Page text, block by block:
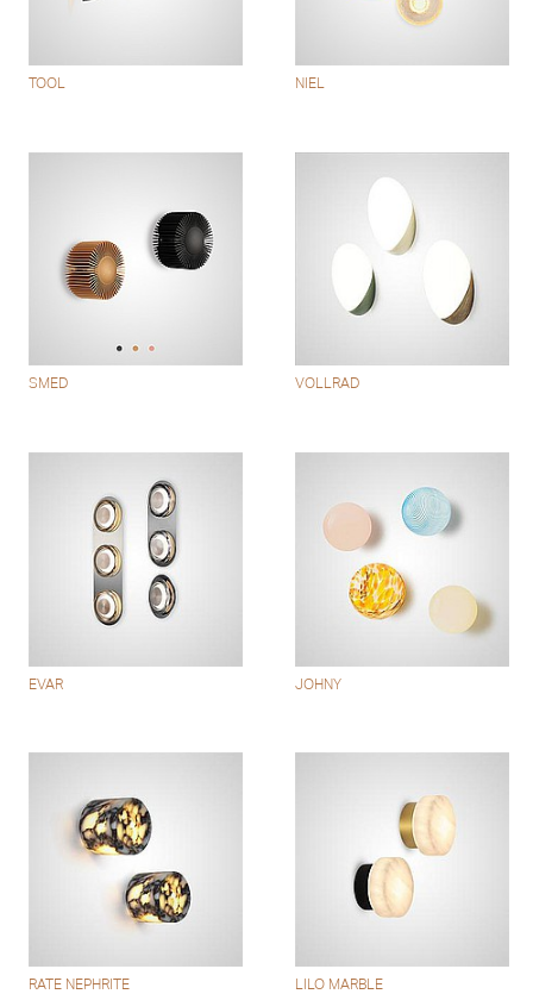
TOOL NIEL
SMED VOLLRAD
EVAR JOHNY
RATE NEPHRITE LILO MARBLE